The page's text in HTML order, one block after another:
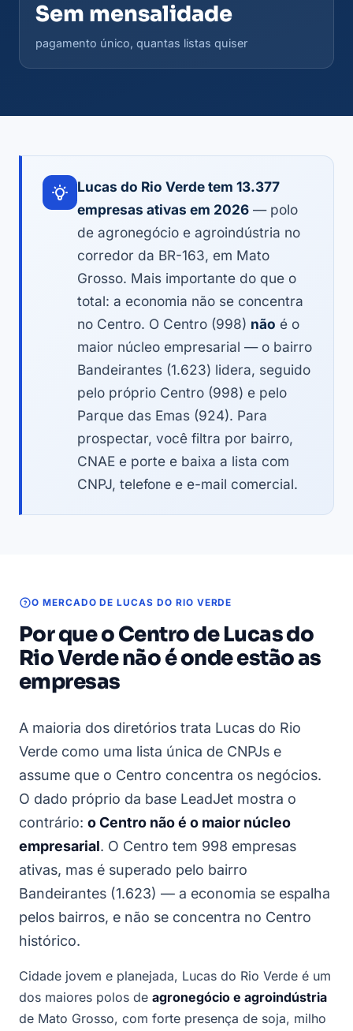
Sem mensalidade
pagamento único, quantas listas quiser
Lucas do Rio Verde tem 13.377
empresas ativas em 2026 — polo
de agronegócio e agroindústria no
corredor da BR-163, em Mato
Grosso. Mais importante do que o
total: a economia não se concentra
no Centro. O Centro (998) não é o
maior núcleo empresarial — o bairro
Bandeirantes (1.623) lidera, seguido
pelo próprio Centro (998) e pelo
Parque das Emas (924). Para
prospectar, você filtra por bairro,
CNAE e porte e baixa a lista com
CNPJ, telefone e e-mail comercial.
O MERCADO DE LUCAS DO RIO VERDE
Por que o Centro de Lucas do
Rio Verde não é onde estão as
empresas
A maioria dos diretórios trata Lucas do Rio
Verde como uma lista única de CNPJs e
assume que o Centro concentra os negócios.
O dado próprio da base LeadJet mostra o
contrário: o Centro não é o maior núcleo
empresarial. O Centro tem 998 empresas
ativas, mas é superado pelo bairro
Bandeirantes (1.623) — a economia se espalha
pelos bairros, e não se concentra no Centro
histórico.
Cidade jovem e planejada, Lucas do Rio Verde é um
dos maiores polos de agronegócio e agroindústria
de Mato Grosso, com forte presença de soja, milho